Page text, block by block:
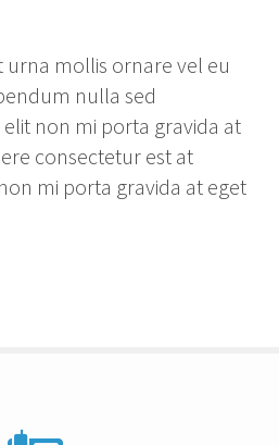
urna mollis ornare vel eu
nulla sed
non mi porta gravida at
consectetur est at
mi porta gravida at eget